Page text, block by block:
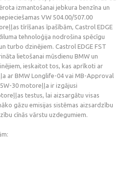
izmantošanai jebkura benzīna un
VW 504.00/507.00
tīrīšanas īpašībām, Castrol EDGE
tehnoloģija nodrošina spēcīgu
turbo dzinējiem. Castrol EDGE FST
lietošanai mūsdienu BMW un
ieskaitot tos, kas aprīkoti ar
ar BMW Longlife-04 vai MB-Approval
5W-30 motoreļļa ir izgājusi
testus, lai aizsargātu visas
gāzu emisijas sistēmas aizsardzību
cīnās vārstu uzdegumiem.